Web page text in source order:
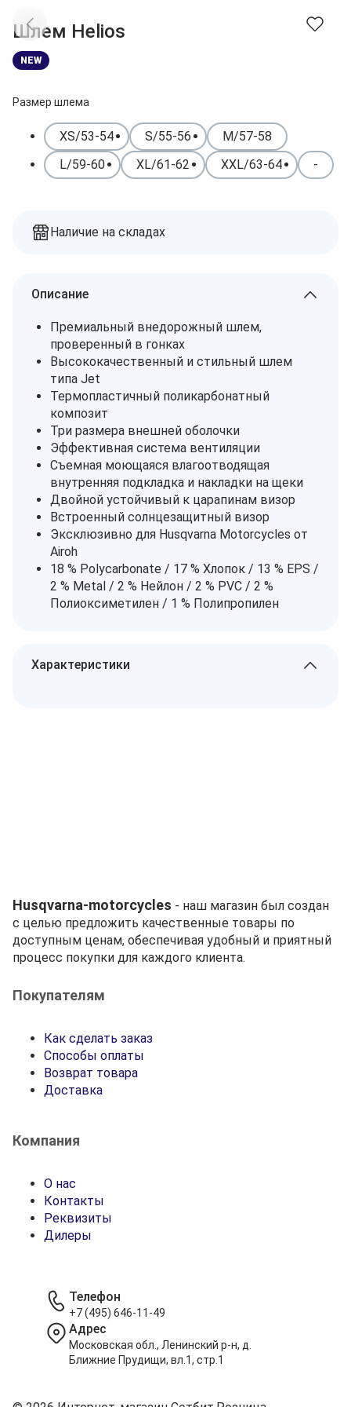
Доставка
Оплата
Контакты
Дилеры
Заказы
Избранное
Корзина
Шлем Helios
NEW
Размер шлема
XS/53-54 S/55-56
M/57-58
L/59-60
XL/61-62 XXL/63-64 -
Наличие на складах
Описание
Премиальный внедорожный шлем,
проверенный в гонках
Высококачественный и стильный шлем
типа Jet
Термопластичный поликарбонатный
композит
Три размера внешней оболочки
Эффективная система вентиляции
Съемная моющаяся влагоотводящая
внутренняя подкладка и накладки на щеки
Двойной устойчивый к царапинам визор
Встроенный солнцезащитный визор
Эксклюзивно для Husqvarna Motorcycles от
Airoh
18 % Polycarbonate / 17 % Хлопок / 13 % EPS /
2 % Metal / 2 % Нейлон / 2 % PVC / 2 %
Полиоксиметилен / 1 % Полипропилен
Характеристики
Husqvarna-motorcycles - наш магазин был создан
с целью предложить качественные товары по
доступным ценам, обеспечивая удобный и приятный
процесс покупки для каждого клиента.
Покупателям
Как сделать заказ
Способы оплаты
Возврат товара
Доставка
Компания
О нас
Контакты
Реквизиты
Дилеры
Телефон
+7 (495) 646-11-49
Адрес
Московская обл., Ленинский р-н, д.
Ближние Прудищи, вл.1, стр.1